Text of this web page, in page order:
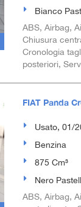
Bianco
ABS, Airbag,
Chiusura
Cronologia
posteriori,
FIAT Panda
Usato, 01/
Benzina
875 Cm³
Nero
ABS, Airbag,